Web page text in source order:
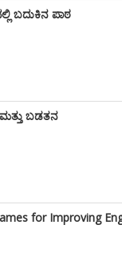
ಬದುಕಿನ ಪಾಠ
ಬಡತನ
for Improving